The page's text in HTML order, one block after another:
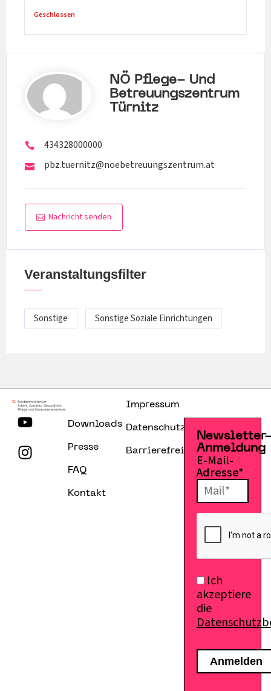
Geschlossen
NÖ Pflege- Und
Betreuungszentrum
Türnitz
434328000000
pbz.tuernitz@noebetreuungszentrum.at
Nachricht senden
Veranstaltungsfilter
Sonstige Sonstige Soziale Einrichtungen
Downloads
Presse
FAQ
Kontakt
Impressum
Datenschutzerklärung
Barrierefreiheitserklärung
Anmeldung
E-Mail-
Adresse*
Ich
akzeptiere
die